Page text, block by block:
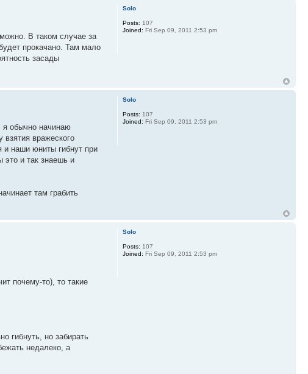
В таком случае за
прокачано. Там мало
засады
Solo
Posts: 107
Joined: Fri Sep 09, 2011 2:53 pm
я обычно начинаю
вражеского
и наши юниты гибнут при
и так знаешь и
там грабить
Solo
Posts: 107
Joined: Fri Sep 09, 2011 2:53 pm
почему-то), то такие
гибнуть, но забирать
недалеко, а
Solo
Posts: 107
Joined: Fri Sep 09, 2011 2:53 pm